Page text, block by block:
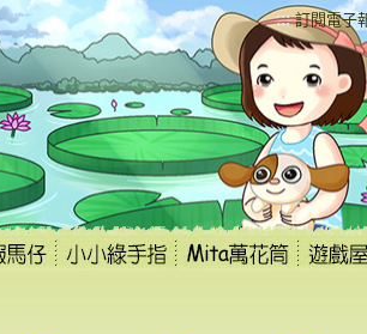
::: 訂閱電子